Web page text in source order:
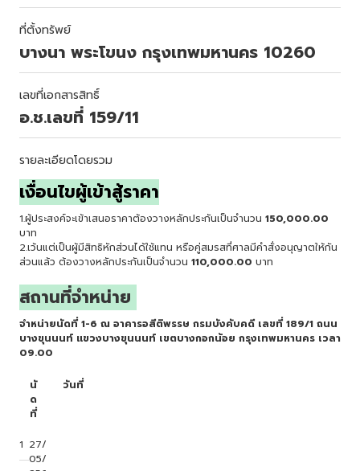
ที่ตั้งทรัพย์
บางนา พระโขนง กรุงเทพมหานคร 10260
เลขที่เอกสารสิทธิ์
อ.ช.เลขที่ 159/11
รายละเอียดโดยรวม
เงื่อนไขผู้เข้าสู้ราคา
1.ผู้ประสงค์จะเข้าเสนอราคาต้องวางหลักประกันเป็นจำนวน 150,000.00
บาท
2.เว้นแต่เป็นผู้มีสิทธิหักส่วนได้ใช้แทน หรือคู่สมรสที่ศาลมีคำสั่งอนุญาตให้กัน
ส่วนแล้ว ต้องวางหลักประกันเป็นจำนวน 110,000.00 บาท
สถานที่จำหน่าย
จำหน่ายนัดที่ 1-6 ณ อาคารอสีติพรรษ กรมบังคับคดี เลขที่ 189/1 ถนน
บางขุนนนท์ แขวงบางขุนนนท์ เขตบางกอกน้อย กรุงเทพมหานคร เวลา
09.00
นั
ด
ที่
วันที่
1 27/
05/